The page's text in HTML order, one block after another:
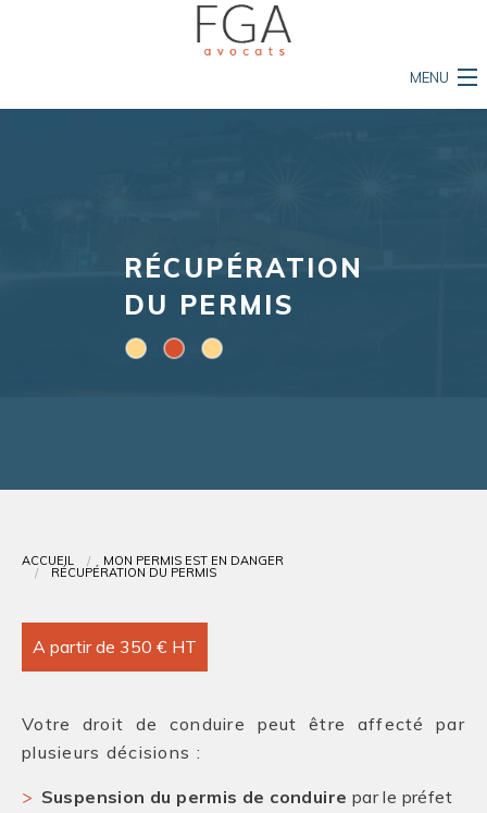
MENU
Mon permis est en danger
Ma vie est en danger
RÉCUPÉRATION
DU PERMIS
ACCUEIL MON PERMIS EST EN DANGER
RÉCUPÉRATION DU PERMIS
A partir de 350 € HT
Votre droit de conduire peut être affecté par
plusieurs décisions :
Suspension du permis de conduire par le préfet